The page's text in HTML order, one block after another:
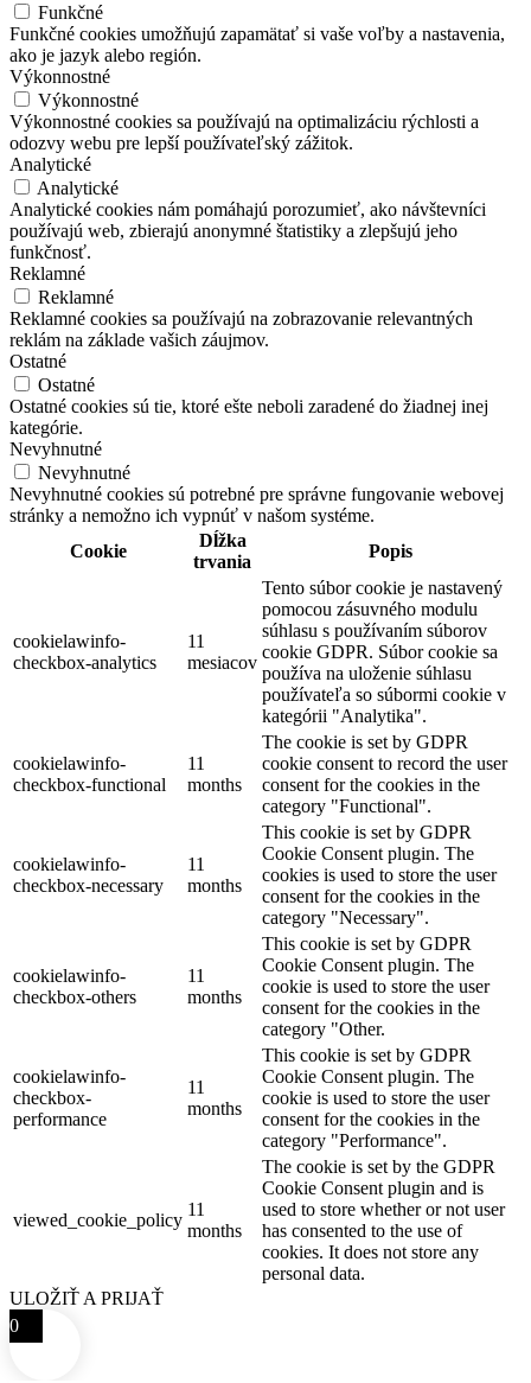
Funkčné
Funkčné cookies umožňujú zapamätať si vaše voľby a nastavenia,
ako je jazyk alebo región.
Výkonnostné
Výkonnostné
Výkonnostné cookies sa používajú na optimalizáciu rýchlosti a
odozvy webu pre lepší používateľský zážitok.
Analytické
Analytické
Analytické cookies nám pomáhajú porozumieť, ako návštevníci
používajú web, zbierajú anonymné štatistiky a zlepšujú jeho
funkčnosť.
Reklamné
Reklamné
Reklamné cookies sa používajú na zobrazovanie relevantných
reklám na základe vašich záujmov.
Ostatné
Ostatné
Ostatné cookies sú tie, ktoré ešte neboli zaradené do žiadnej inej
kategórie.
Nevyhnutné
Nevyhnutné
Nevyhnutné cookies sú potrebné pre správne fungovanie webovej
stránky a nemožno ich vypnúť v našom systéme.
Cookie
Dĺžka
trvania
Popis
cookielawinfo-
checkbox-analytics
11
mesiacov
Tento súbor cookie je nastavený
pomocou zásuvného modulu
súhlasu s používaním súborov
cookie GDPR. Súbor cookie sa
používa na uloženie súhlasu
používateľa so súbormi cookie v
kategórii "Analytika".
cookielawinfo-
checkbox-functional
11
months
The cookie is set by GDPR
cookie consent to record the user
consent for the cookies in the
category "Functional".
cookielawinfo-
checkbox-necessary
11
months
This cookie is set by GDPR
Cookie Consent plugin. The
cookies is used to store the user
consent for the cookies in the
category "Necessary".
cookielawinfo-
checkbox-others
11
months
This cookie is set by GDPR
Cookie Consent plugin. The
cookie is used to store the user
consent for the cookies in the
category "Other.
cookielawinfo-
checkbox-
performance
11
months
This cookie is set by GDPR
Cookie Consent plugin. The
cookie is used to store the user
consent for the cookies in the
category "Performance".
viewed_cookie_policy
11
months
The cookie is set by the GDPR
Cookie Consent plugin and is
used to store whether or not user
has consented to the use of
cookies. It does not store any
personal data.
ULOŽIŤ A PRIJAŤ
0